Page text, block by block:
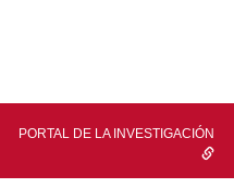
PORTAL DE LA INVESTIGACIÓN